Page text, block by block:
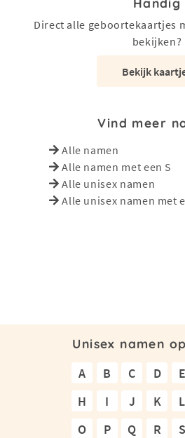
Direct alle geboortekaartjes
bekijken?
Bekijk
Vind meer
Alle namen
Alle namen met een S
Alle unisex namen
Alle unisex namen met
Unisex namen
A B C D E
H
I J K L
O
P Q R S